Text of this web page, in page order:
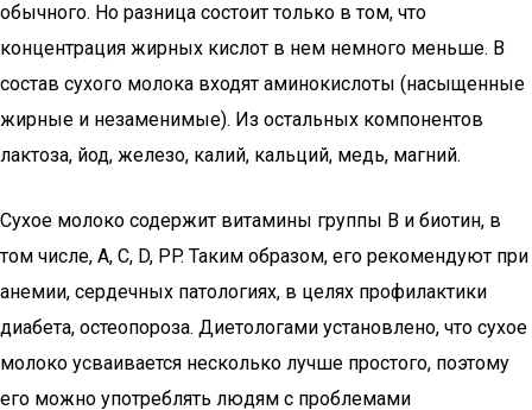
обычного. Но разница состоит только в том, что
концентрация жирных кислот в нем немного меньше. В
состав сухого молока входят аминокислоты (насыщенные
жирные и незаменимые). Из остальных компонентов
лактоза, йод, железо, калий, кальций, медь, магний.
Сухое молоко содержит витамины группы B и биотин, в
том числе, A, C, D, PP. Таким образом, его рекомендуют при
анемии, сердечных патологиях, в целях профилактики
диабета, остеопороза. Диетологами установлено, что сухое
молоко усваивается несколько лучше простого, поэтому
его можно употреблять людям с проблемами